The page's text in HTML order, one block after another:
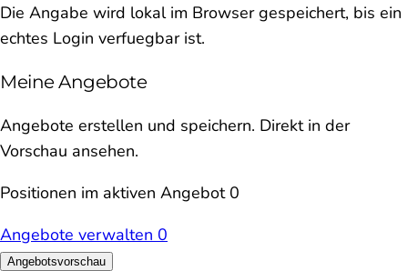
Die Angabe wird lokal im Browser gespeichert, bis ein
echtes Login verfuegbar ist.
Meine Angebote
Angebote erstellen und speichern. Direkt in der
Vorschau ansehen.
Positionen im aktiven Angebot 0
Angebote verwalten 0
Angebotsvorschau